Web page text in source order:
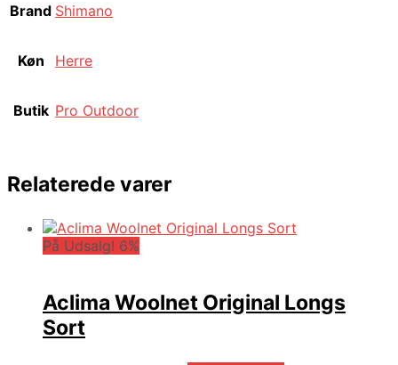
Brand Shimano
Køn Herre
Butik Pro Outdoor
Relaterede varer
På Udsalg! 6%
Aclima Woolnet Original Longs
Sort